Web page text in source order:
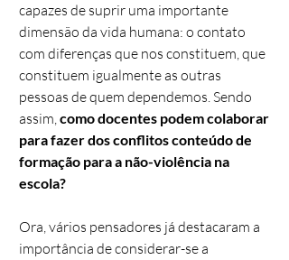
capazes de suprir uma importante
dimensão da vida humana: o contato
com diferenças que nos constituem, que
constituem igualmente as outras
pessoas de quem dependemos. Sendo
assim,como docentes podem colaborar
para fazer dos conflitos conteúdo de
formação para a não-violência na
escola?
Ora, vários pensadores já destacaram a
importância de considerar-se a